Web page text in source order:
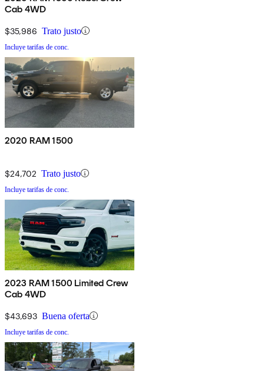
Cab 4WD
$35,986 Trato justo
Incluye tarifas de conc.
2020 RAM 1500
$24,702 Trato justo
Incluye tarifas de conc.
2023 RAM 1500 Limited Crew
Cab 4WD
$43,693 Buena oferta
Incluye tarifas de conc.